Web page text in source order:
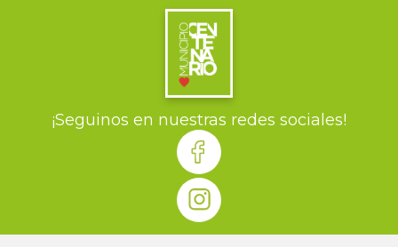
¡Seguinos en nuestras redes sociales!